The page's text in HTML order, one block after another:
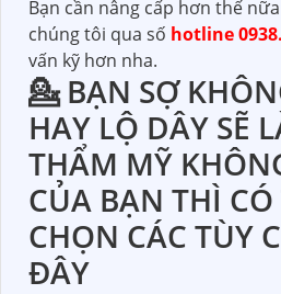
Bạn cần nâng cấp hơn thế
chúng tôi qua số hotline
vấn kỹ hơn nha.
💁 BẠN SỢ
HAY LỘ DÂY SẼ
THẨM MỸ
CỦA BẠN THÌ
CHỌN CÁC TÙY
ĐÂY